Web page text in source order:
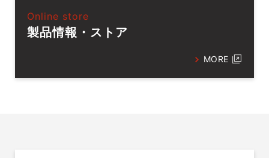
Online store
製品情報・ストア
MORE